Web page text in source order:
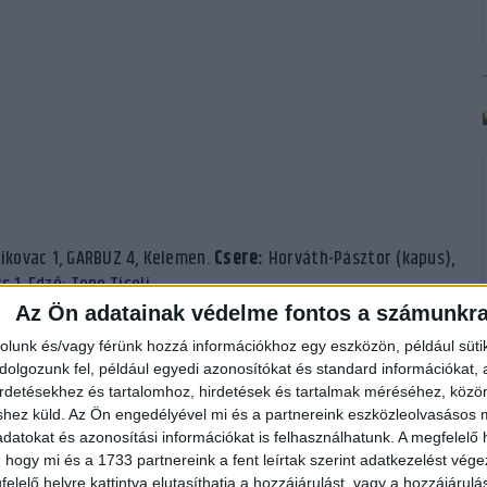
Az Ön adatainak védelme fontos a
és/vagy férünk hozzá információkhoz egy eszközön, például
fel, például egyedi azonosítókat és standard információkat,
és tartalomhoz, hirdetések és tartalmak méréséhez,
küld. Az Ön engedélyével mi és a partnereink eszközleolvasásos
és azonosítási információkat is felhasználhatunk. A megfelelő
hogy mi és a 1733 partnereink a fent leírtak szerint adatkezelést
helyre kattintva elutasíthatja a hozzájárulást, vagy a
1, GARBUZ 4, Kelemen.Csere: Horváth-Pásztor (kapus),
1. Edző: Tone Tiselj
2, SIGNATÉ 2, KLIVINYI 5, Fekete B. 2 Csere:Gridnyeva, Győri
(1), Havronyina, Gulyás, Vajda L.Edző:Szabó Edina
27. p.: 11–9.34.p.:16-11.45. p.:17-15.54.p.:18-18. 58. p.:19-